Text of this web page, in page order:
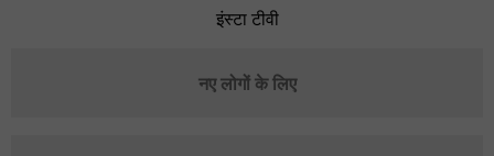
इंस्टा टीवी
नए लोगों के लिए